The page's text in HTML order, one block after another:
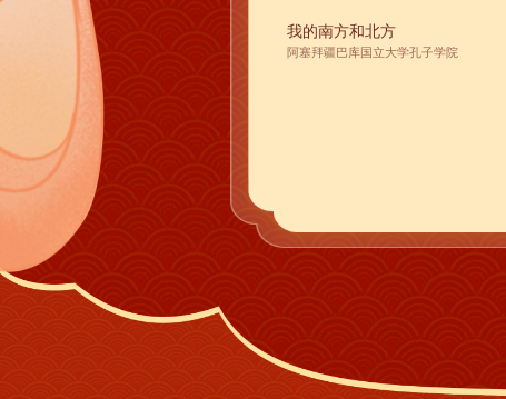
我的南方和北方
阿塞拜疆巴库国立大学孔子学院